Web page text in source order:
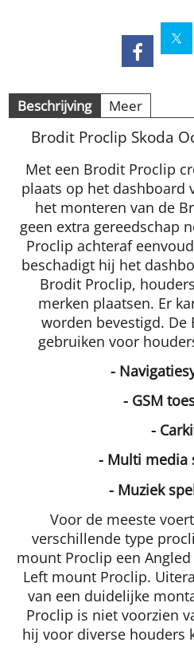
Beschrijving Meer
Brodit Proclip Skoda
Met een Brodit Proclip
plaats op het dashboard
het monteren van de
geen extra gereedschap
Proclip achteraf
beschadigt hij het
Brodit Proclip,
merken plaatsen. Er
worden bevestigd.
gebruiken voor
-
- GSM
-
- Multi media
- Muziek
Voor de meeste
verschillende type
mount Proclip een
Left mount Proclip.
van een duidelijke
Proclip is niet voorzien
hij voor diverse houders